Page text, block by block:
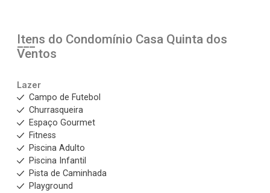
Itens do Condomínio Casa Quinta dos
Ventos
Lazer
Campo de Futebol
Churrasqueira
Espaço Gourmet
Fitness
Piscina Adulto
Piscina Infantil
Pista de Caminhada
Playground